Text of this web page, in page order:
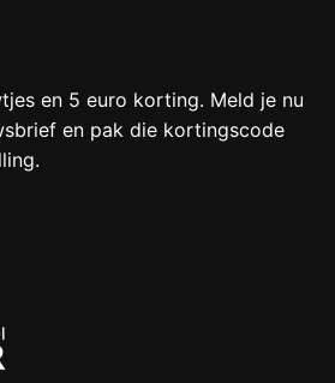
en 5 euro korting. Meld je nu
en pak die kortingscode